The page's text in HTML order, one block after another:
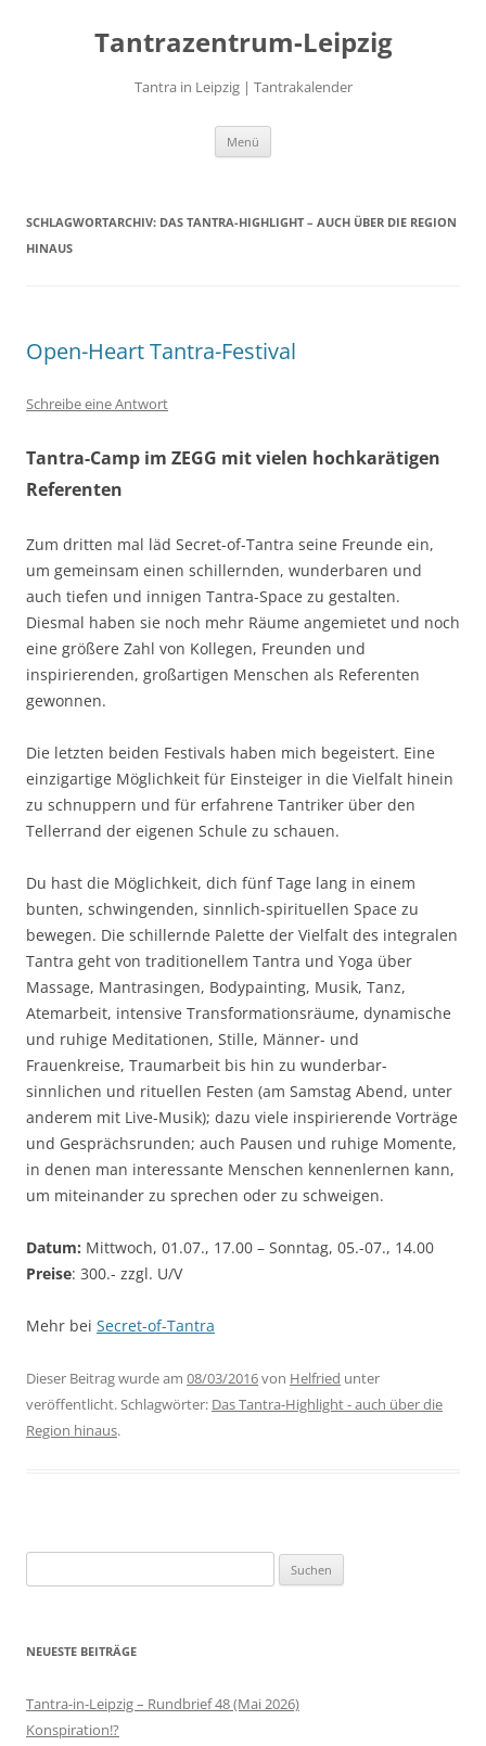
Tantrazentrum-Leipzig
Tantra in Leipzig | Tantrakalender
Menü
SCHLAGWORTARCHIV: DAS TANTRA-HIGHLIGHT – AUCH ÜBER DIE REGION
HINAUS
Open-Heart Tantra-Festival
Schreibe eine Antwort
Tantra-Camp im ZEGG mit vielen hochkarätigen
Referenten
Zum dritten mal läd Secret-of-Tantra seine Freunde ein,
um gemeinsam einen schillernden, wunderbaren und
auch tiefen und innigen Tantra-Space zu gestalten.
Diesmal haben sie noch mehr Räume angemietet und noch
eine größere Zahl von Kollegen, Freunden und
inspirierenden, großartigen Menschen als Referenten
gewonnen.
Die letzten beiden Festivals haben mich begeistert. Eine
einzigartige Möglichkeit für Einsteiger in die Vielfalt hinein
zu schnuppern und für erfahrene Tantriker über den
Tellerrand der eigenen Schule zu schauen.
Du hast die Möglichkeit, dich fünf Tage lang in einem
bunten, schwingenden, sinnlich-spirituellen Space zu
bewegen. Die schillernde Palette der Vielfalt des integralen
Tantra geht von traditionellem Tantra und Yoga über
Massage, Mantrasingen, Bodypainting, Musik, Tanz,
Atemarbeit, intensive Transformationsräume, dynamische
und ruhige Meditationen, Stille, Männer- und
Frauenkreise, Traumarbeit bis hin zu wunderbar-
sinnlichen und rituellen Festen (am Samstag Abend, unter
anderem mit Live-Musik); dazu viele inspirierende Vorträge
und Gesprächsrunden; auch Pausen und ruhige Momente,
in denen man interessante Menschen kennenlernen kann,
um miteinander zu sprechen oder zu schweigen.
Datum: Mittwoch, 01.07., 17.00 – Sonntag, 05.-07., 14.00
Preise: 300.- zzgl. U/V
Mehr bei Secret-of-Tantra
Dieser Beitrag wurde am 08/03/2016von Helfried unter
veröffentlicht. Schlagwörter: Das Tantra-Highlight - auch über die
Region hinaus.
nach:
NEUESTE BEITRÄGE
Tantra-in-Leipzig – Rundbrief 48 (Mai 2026)
Konspiration!?